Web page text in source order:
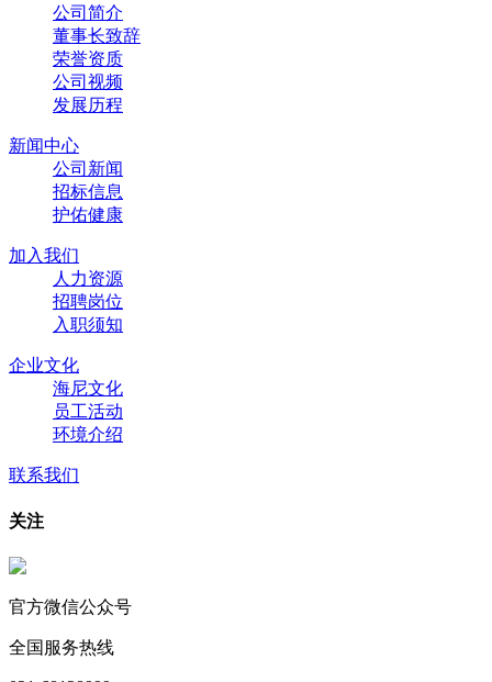
公司简介
董事长致辞
荣誉资质
公司视频
发展历程
新闻中心
公司新闻
招标信息
护佑健康
加入我们
人力资源
招聘岗位
入职须知
企业文化
海尼文化
员工活动
环境介绍
联系我们
关注
官方微信公众号
全国服务热线